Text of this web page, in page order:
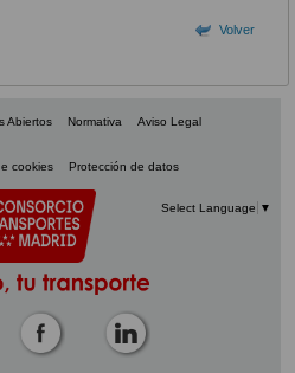
Volver
Abiertos Normativa Aviso Legal
cookies Protección de datos
Select Language ▼